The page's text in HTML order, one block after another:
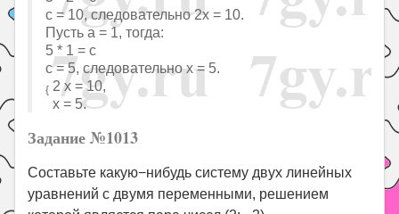
с = 10, следовательно 2x = 10.
Пусть a = 1, тогда:
5 * 1 = c
с = 5, следовательно x = 5.
{ 2 x = 10,
x = 5.
Задание №1013
Составьте какую−нибудь систему двух линейных
уравнений с двумя переменными, решением